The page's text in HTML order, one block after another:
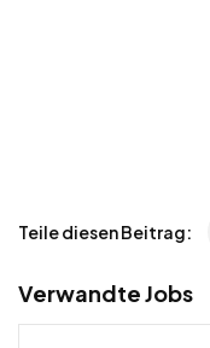
Teile diesen Beitrag:
Verwandte Jobs